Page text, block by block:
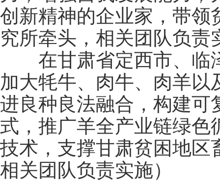
创新精神的企业家，带领
究所牵头，相关团队负责
在甘肃省定西市、临
加大牦牛、肉牛、肉羊
进良种良法融合，构建可
式，推广羊全产业链绿色
技术，支撑甘肃贫困地区
相关团队负责实施）